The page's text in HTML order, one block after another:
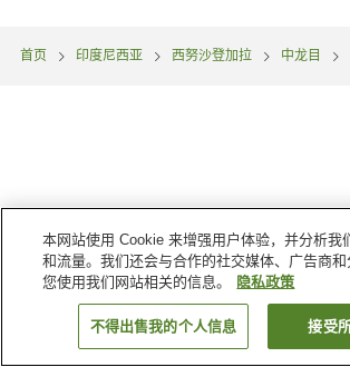
首页 印度尼西亚 西努沙登加拉 中龙目
搜索客房
本网站使用 Cookie 来增强用户体验，并分析我
和流量。我们还会与合作的社交媒体、广告商
您使用我们网站相关的信息。
隐私政策
不得出售我的个人信息 接受